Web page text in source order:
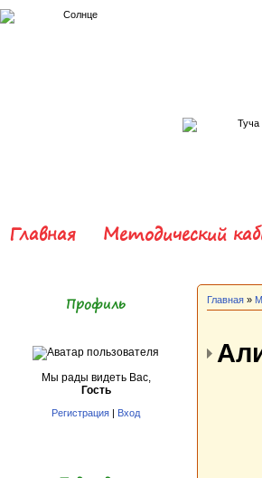
Главная Методический
Профиль
Мы рады видеть Вас,
Гость
Регистрация | Вход
Главная »